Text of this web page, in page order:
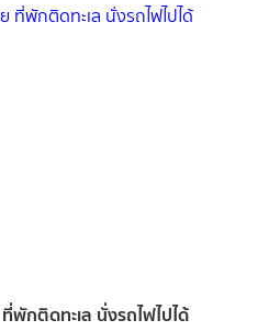
พักติดทะเล นั่งรถไฟไปได้